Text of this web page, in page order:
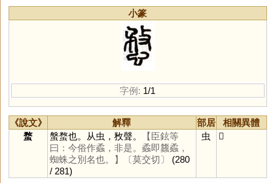
小篆
字例: 1/1
《說文》 解釋 部居
相關異體
蝥
螌蝥也。从虫，敄聲。
【臣鉉等
曰：今俗作蟊，非是。蟊即蠿蟊，
蜘蛛之別名也。】
〔莫交切〕
(280
/ 281)
虫 𧎄